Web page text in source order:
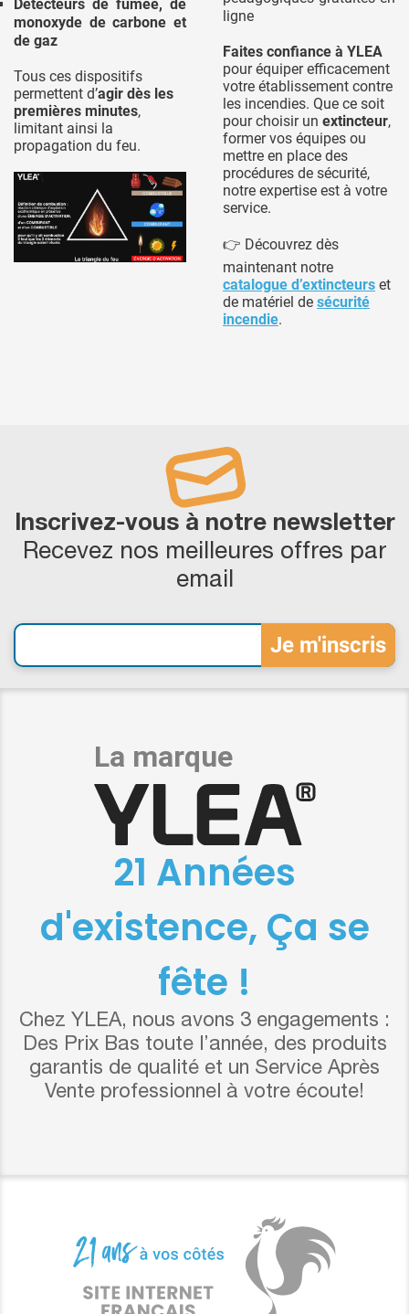
Détecteurs de fumée, de
monoxyde de carbone et
de gaz
Tous ces dispositifs
permettent d’agir dès les
premières minutes,
limitant ainsi la
propagation du feu.
ligne
Faites confiance à YLEA
pour équiper efficacement
votre établissement contre
les incendies. Que ce soit
pour choisir un extincteur,
former vos équipes ou
mettre en place des
procédures de sécurité,
notre expertise est à votre
service.
👉 Découvrez dès
maintenant notre
catalogue d’extincteurs et
de matériel de sécurité
incendie.
Inscrivez-vous à notre newsletter
Recevez nos meilleures offres par
email
21 Années
d'existence, Ça se
fête !
Chez YLEA, nous avons 3 engagements :
Des Prix Bas toute l’année, des produits
garantis de qualité et un Service Après
Vente professionnel à votre écoute!